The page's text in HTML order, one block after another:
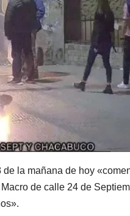
la mañana de hoy
de calle 24 de